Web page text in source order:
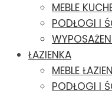
MEBLE
PODŁOGI I
ŁAZIENKA
MEBLE
PODŁOGI I